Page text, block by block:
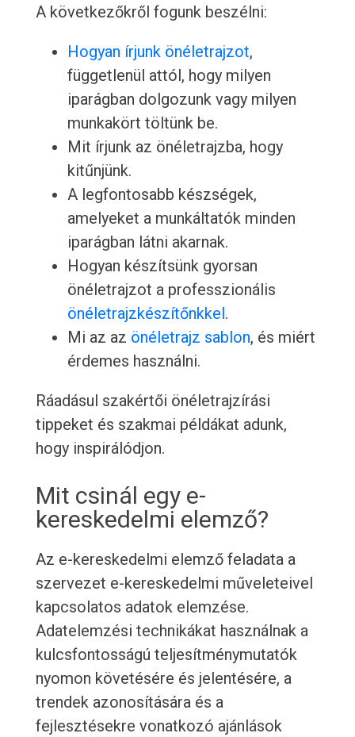
A következőkről fogunk beszélni:
Hogyan írjunk önéletrajzot,
függetlenül attól, hogy milyen
iparágban dolgozunk vagy milyen
munkakört töltünk be.
Mit írjunk az önéletrajzba, hogy
kitűnjünk.
A legfontosabb készségek,
amelyeket a munkáltatók minden
iparágban látni akarnak.
Hogyan készítsünk gyorsan
önéletrajzot a professzionális
önéletrajzkészítőnkkel.
Mi az az önéletrajz sablon, és miért
érdemes használni.
Ráadásul szakértői önéletrajzírási
tippeket és szakmai példákat adunk,
hogy inspirálódjon.
Mit csinál egy e-
kereskedelmi elemző?
Az e-kereskedelmi elemző feladata a
szervezet e-kereskedelmi műveleteivel
kapcsolatos adatok elemzése.
Adatelemzési technikákat használnak a
kulcsfontosságú teljesítménymutatók
nyomon követésére és jelentésére, a
trendek azonosítására és a
fejlesztésekre vonatkozó ajánlások